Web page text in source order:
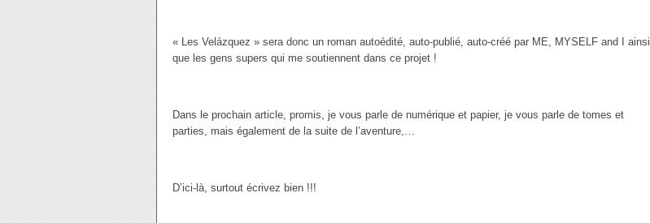
« Les Velázquez » sera donc un roman autoédité, auto-publié, auto-créé par ME, MYSELF and I ainsi
que les gens supers qui me soutiennent dans ce projet !
Dans le prochain article, promis, je vous parle de numérique et papier, je vous parle de tomes et
parties, mais également de la suite de l’aventure,…
D’ici-là, surtout écrivez bien !!!